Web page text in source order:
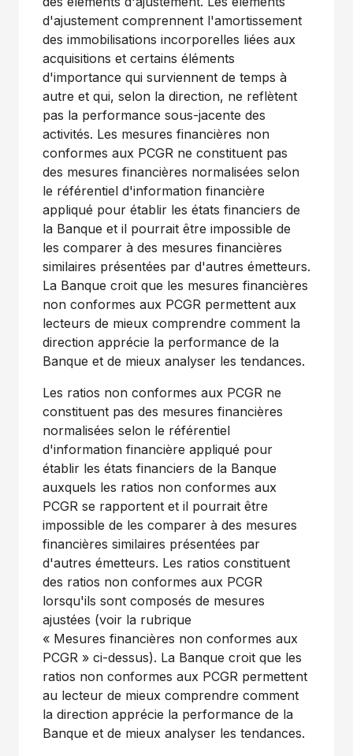
d'ajustement comprennent l'amortissement
des immobilisations incorporelles liées aux
acquisitions et certains éléments
d'importance qui surviennent de temps à
autre et qui, selon la direction, ne reflètent
pas la performance sous-jacente des
activités. Les mesures financières non
conformes aux PCGR ne constituent pas
des mesures financières normalisées selon
le référentiel d'information financière
appliqué pour établir les états financiers de
la Banque et il pourrait être impossible de
les comparer à des mesures financières
similaires présentées par d'autres émetteurs.
La Banque croit que les mesures financières
non conformes aux PCGR permettent aux
lecteurs de mieux comprendre comment la
direction apprécie la performance de la
Banque et de mieux analyser les tendances.
Les ratios non conformes aux PCGR ne
constituent pas des mesures financières
normalisées selon le référentiel
d'information financière appliqué pour
établir les états financiers de la Banque
auxquels les ratios non conformes aux
PCGR se rapportent et il pourrait être
impossible de les comparer à des mesures
financières similaires présentées par
d'autres émetteurs. Les ratios constituent
des ratios non conformes aux PCGR
lorsqu'ils sont composés de mesures
ajustées (voir la rubrique
« Mesures financières non conformes aux
PCGR » ci-dessus). La Banque croit que les
ratios non conformes aux PCGR permettent
au lecteur de mieux comprendre comment
la direction apprécie la performance de la
Banque et de mieux analyser les tendances.